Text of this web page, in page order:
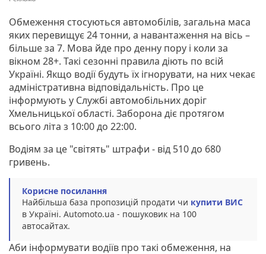
Обмеження стосуються автомобілів, загальна маса
яких перевищує 24 тонни, а навантаження на вісь –
більше за 7. Мова йде про денну пору і коли за
вікном 28+. Такі сезонні правила діють по всій
Україні. Якщо водії будуть їх ігнорувати, на них чекає
адміністративна відповідальність. Про це
інформують у Службі автомобільних доріг
Хмельницької області. Заборона діє протягом
всього літа з 10:00 до 22:00.
Водіям за це "світять" штрафи - від 510 до 680
гривень.
Корисне посилання
Найбільша база пропозицій продати чи купити ВИС
в Україні. Аutomoto.ua - пошуковик на 100
автосайтах.
Аби інформувати водіїв про такі обмеження, на